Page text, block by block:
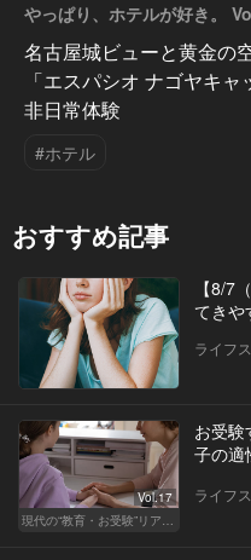
やっぱり、ホテルが好き。
名古屋城ビューと黄金の
「エスパシオ ナゴヤキ
非日常体験
#ホテル
おすすめ記事
【8/7
てきや
ライフ
Vol.17
現代の“教育・お受験”リアルドキュメント
お受験
子の適
ライフ